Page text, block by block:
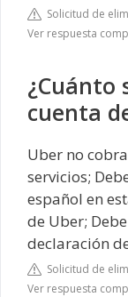
Solicitud de
Ver respuesta
¿Cuánto
cuenta
Uber no
servicios;
español en
de Uber;
declaración
Solicitud de
Ver respuesta